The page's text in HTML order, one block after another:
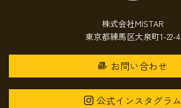
株式会社MISTAR
東京都練馬区大泉町1-22-4
お問い合わせ
公式インスタグラム